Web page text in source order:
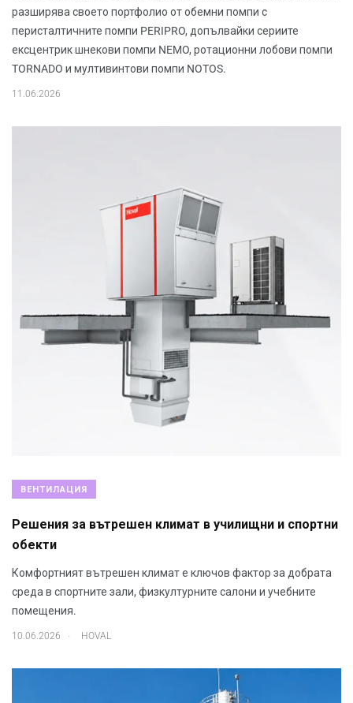
разширява своето портфолио от обемни помпи с
перисталтичните помпи PERIPRO, допълвайки сериите
ексцентрик шнекови помпи NEMO, ротационни лобови помпи
TORNADO и мултивинтови помпи NOTOS.
11.06.2026
ВЕНТИЛАЦИЯ
Решения за вътрешен климат в училищни и спортни
обекти
Комфортният вътрешен климат е ключов фактор за добрата
среда в спортните зали, физкултурните салони и учебните
помещения.
10.06.2026 . HOVAL